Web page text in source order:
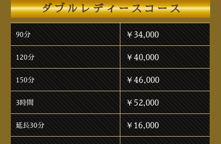
ダブルレディースコース
90分 ￥34,000
120分 ￥40,000
150分 ￥46,000
3時間 ￥52,000
延長30分 ￥16,000